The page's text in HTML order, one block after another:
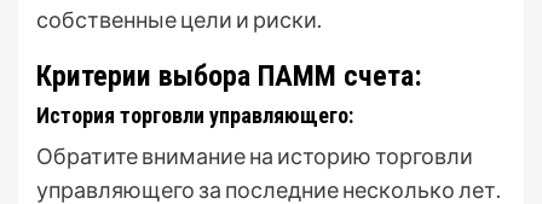
собственные цели и риски.
Критерии выбора ПАММ счета:
История торговли управляющего:
Обратите внимание на историю торговли
управляющего за последние несколько лет.